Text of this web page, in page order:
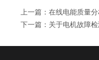
上一篇： 在线电能质量
下一篇： 关于电机故障